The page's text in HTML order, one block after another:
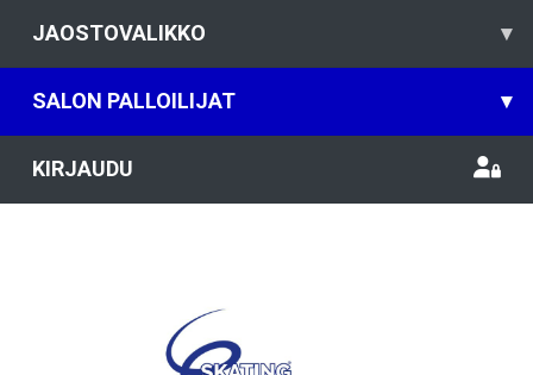
JAOSTOVALIKKO ▾
SALON PALLOILIJAT ▾
KIRJAUDU